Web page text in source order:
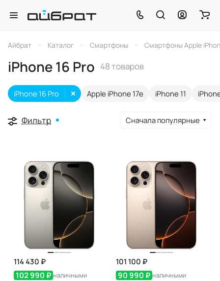
Айбрат – Каталог – Смартфоны – Смартфоны Apple
iPhone 16 Pro 48 товаров
Apple iPhone 17e iPhone 11
iPhone 16 Pro
Фильтр Сначала популярные
114 430 ₽
102 990 ₽ наличными
101 100 ₽
90 990 ₽ наличными